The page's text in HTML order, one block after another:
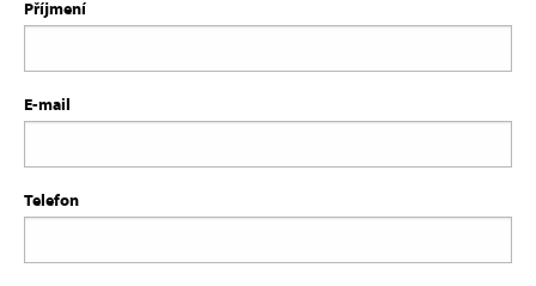
Příjmení
E-mail
Telefon